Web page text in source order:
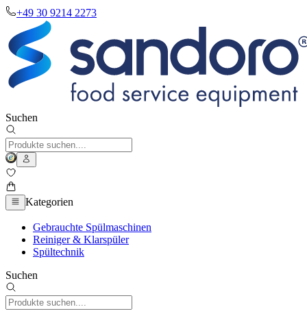
+49 30 9214 2273
Suchen
Kategorien
Gebrauchte Spülmaschinen
Reiniger & Klarspüler
Spültechnik
Suchen